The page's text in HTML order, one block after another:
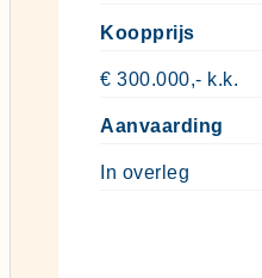
Koopprijs
€ 300.000,- k.k.
Aanvaarding
In overleg